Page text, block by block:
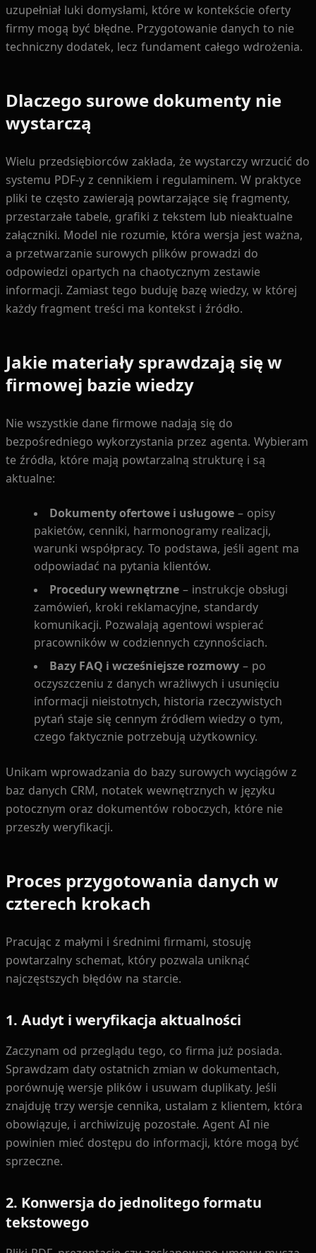
uzupełniał luki domysłami, które w kontekście oferty
firmy mogą być błędne. Przygotowanie danych to nie
techniczny dodatek, lecz fundament całego wdrożenia.
Dlaczego surowe dokumenty nie
wystarczą
Wielu przedsiębiorców zakłada, że wystarczy wrzucić do
systemu PDF-y z cennikiem i regulaminem. W praktyce
pliki te często zawierają powtarzające się fragmenty,
przestarzałe tabele, grafiki z tekstem lub nieaktualne
załączniki. Model nie rozumie, która wersja jest ważna,
a przetwarzanie surowych plików prowadzi do
odpowiedzi opartych na chaotycznym zestawie
informacji. Zamiast tego buduję bazę wiedzy, w której
każdy fragment treści ma kontekst i źródło.
Jakie materiały sprawdzają się w
firmowej bazie wiedzy
Nie wszystkie dane firmowe nadają się do
bezpośredniego wykorzystania przez agenta. Wybieram
te źródła, które mają powtarzalną strukturę i są
aktualne:
Dokumenty ofertowe i usługowe – opisy
pakietów, cenniki, harmonogramy realizacji,
warunki współpracy. To podstawa, jeśli agent ma
odpowiadać na pytania klientów.
Procedury wewnętrzne – instrukcje obsługi
zamówień, kroki reklamacyjne, standardy
komunikacji. Pozwalają agentowi wspierać
pracowników w codziennych czynnościach.
Bazy FAQ i wcześniejsze rozmowy – po
oczyszczeniu z danych wrażliwych i usunięciu
informacji nieistotnych, historia rzeczywistych
pytań staje się cennym źródłem wiedzy o tym,
czego faktycznie potrzebują użytkownicy.
Unikam wprowadzania do bazy surowych wyciągów z
baz danych CRM, notatek wewnętrznych w języku
potocznym oraz dokumentów roboczych, które nie
przeszły weryfikacji.
Proces przygotowania danych w
czterech krokach
Pracując z małymi i średnimi firmami, stosuję
powtarzalny schemat, który pozwala uniknąć
najczęstszych błędów na starcie.
1. Audyt i weryfikacja aktualności
Zaczynam od przeglądu tego, co firma już posiada.
Sprawdzam daty ostatnich zmian w dokumentach,
porównuję wersje plików i usuwam duplikaty. Jeśli
znajduję trzy wersje cennika, ustalam z klientem, która
obowiązuje, i archiwizuję pozostałe. Agent AI nie
powinien mieć dostępu do informacji, które mogą być
sprzeczne.
2. Konwersja do jednolitego formatu
tekstowego